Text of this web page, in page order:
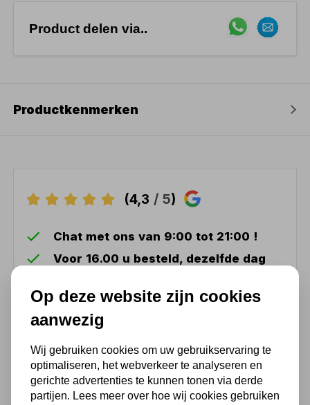
Product delen via..
Productkenmerken
(4,3 / 5)
Chat met ons van 9:00 tot 21:00 !
Voor 16.00 u besteld, dezelfde dag
(Technische) Vragen ? Bel ons +31
548 51 75 75
Twents familiebedrijf sinds 1992 !
Op deze website zijn cookies
aanwezig
Wij gebruiken cookies om uw gebruikservaring te
optimaliseren, het webverkeer te analyseren en
gerichte advertenties te kunnen tonen via derde
partijen. Lees meer over hoe wij cookies gebruiken